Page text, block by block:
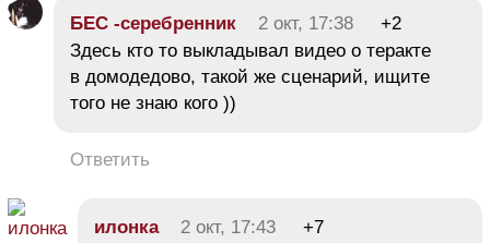
БЕC -серебренник 2 окт, 17:38
+2
Здесь кто то выкладывал видео о теракте
в домодедово, такой же сценарий, ищите
того не знаю кого ))
Ответить
илонка 2 окт, 17:43
+7